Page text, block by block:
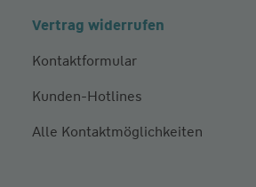
Vertrag widerrufen
Kontaktformular
Kunden-Hotlines
Alle Kontaktmöglichkeiten